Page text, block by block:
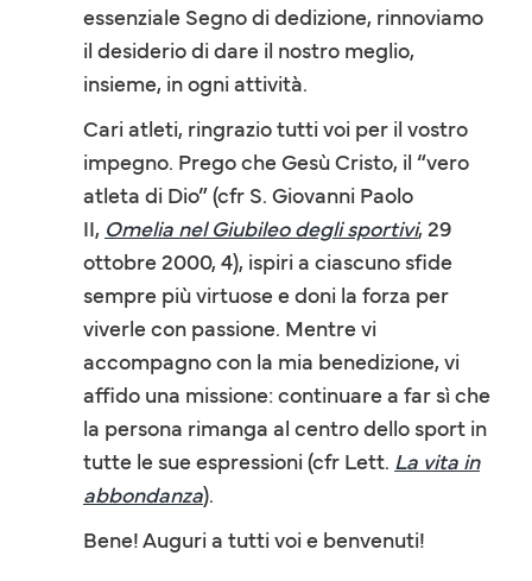
essenziale Segno di dedizione, rinnoviamo
il desiderio di dare il nostro meglio,
insieme, in ogni attività.
Cari atleti, ringrazio tutti voi per il vostro
impegno. Prego che Gesù Cristo, il “vero
atleta di Dio” (cfr S. Giovanni Paolo
II, Omelia nel Giubileo degli sportivi, 29
ottobre 2000, 4), ispiri a ciascuno sfide
sempre più virtuose e doni la forza per
viverle con passione. Mentre vi
accompagno con la mia benedizione, vi
affido una missione: continuare a far sì che
la persona rimanga al centro dello sport in
tutte le sue espressioni (cfr Lett. La vita in
abbondanza).
Bene! Auguri a tutti voi e benvenuti!